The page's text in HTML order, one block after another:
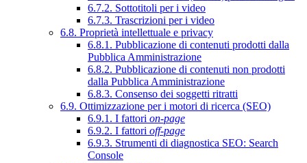
6.7.2. Sottotitoli per i video
6.7.3. Trascrizioni per i video
6.8. Proprietà intellettuale e privacy
6.8.1. Pubblicazione di contenuti prodotti dalla
Pubblica Amministrazione
6.8.2. Pubblicazione di contenuti non prodotti
dalla Pubblica Amministrazione
6.8.3. Consenso dei soggetti ritratti
6.9. Ottimizzazione per i motori di ricerca (SEO)
6.9.1. I fattori on-page
6.9.2. I fattori off-page
6.9.3. Strumenti di diagnostica SEO: Search
Console